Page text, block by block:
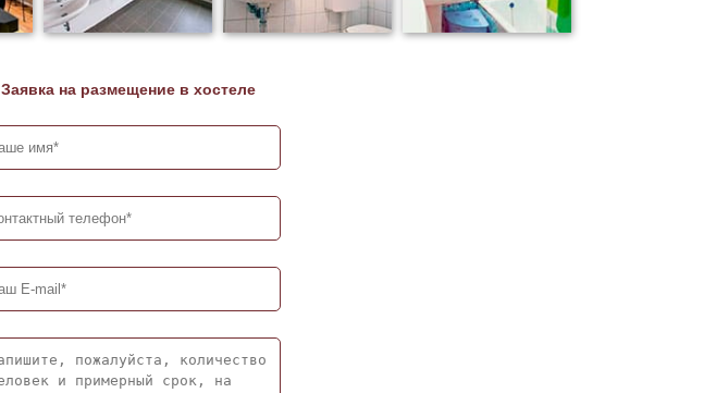
Заявка на размещение в хостеле